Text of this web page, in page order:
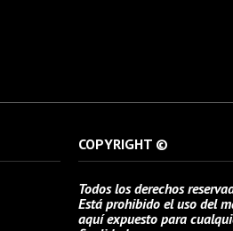
COPYRIGHT ©
Todos los derechos
Está prohibido el uso del
aquí expuesto para